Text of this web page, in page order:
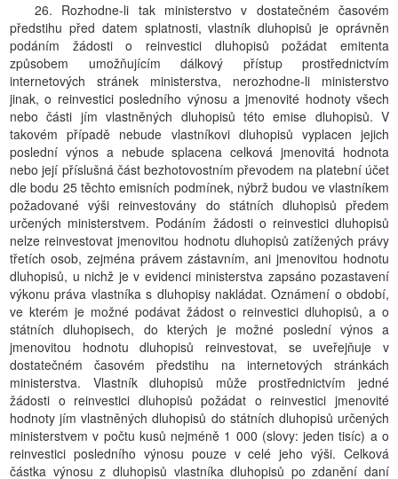
26. Rozhodne-li tak ministerstvo v dostatečném časovém
předstihu před datem splatnosti, vlastník dluhopisů je oprávněn
podáním žádosti o reinvestici dluhopisů požádat emitenta
způsobem umožňujícím dálkový přístup prostřednictvím
internetových stránek ministerstva, nerozhodne-li ministerstvo
jinak, o reinvestici posledního výnosu a jmenovité hodnoty všech
nebo části jím vlastněných dluhopisů této emise dluhopisů. V
takovém případě nebude vlastníkovi dluhopisů vyplacen jejich
poslední výnos a nebude splacena celková jmenovitá hodnota
nebo její příslušná část bezhotovostním převodem na platební účet
dle bodu 25 těchto emisních podmínek, nýbrž budou ve vlastníkem
požadované výši reinvestovány do státních dluhopisů předem
určených ministerstvem. Podáním žádosti o reinvestici dluhopisů
nelze reinvestovat jmenovitou hodnotu dluhopisů zatížených právy
třetích osob, zejména právem zástavním, ani jmenovitou hodnotu
dluhopisů, u nichž je v evidenci ministerstva zapsáno pozastavení
výkonu práva vlastníka s dluhopisy nakládat. Oznámení o období,
ve kterém je možné podávat žádost o reinvestici dluhopisů, a o
státních dluhopisech, do kterých je možné poslední výnos a
jmenovitou hodnotu dluhopisů reinvestovat, se uveřejňuje v
dostatečném časovém předstihu na internetových stránkách
ministerstva. Vlastník dluhopisů může prostřednictvím jedné
žádosti o reinvestici dluhopisů požádat o reinvestici jmenovité
hodnoty jím vlastněných dluhopisů do státních dluhopisů určených
ministerstvem v počtu kusů nejméně 1 000 (slovy: jeden tisíc) a o
reinvestici posledního výnosu pouze v celé jeho výši. Celková
částka výnosu z dluhopisů vlastníka dluhopisů po zdanění daní